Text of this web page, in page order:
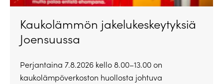
Kaukolämmön jakelukeskeytyksiä
Joensuussa
Perjantaina 7.8.2026 kello 8.00–13.00 on
kaukolämpöverkoston huollosta johtuva